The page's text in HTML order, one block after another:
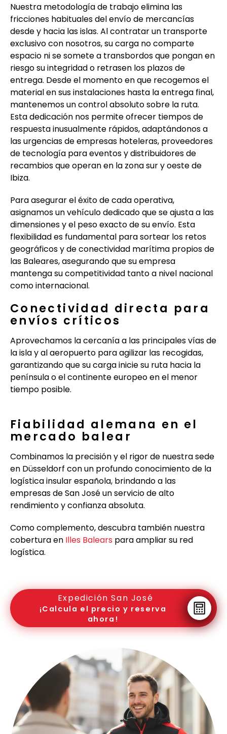
Nuestra metodología de trabajo elimina las
fricciones habituales del envío de mercancías
desde y hacia las islas. Al contratar un transporte
exclusivo con nosotros, su carga no comparte
espacio ni se somete a transbordos que pongan en
riesgo su integridad o retrasen los plazos de
entrega. Desde el momento en que recogemos el
material en sus instalaciones hasta la entrega final,
mantenemos un control absoluto sobre la ruta.
Esta dedicación nos permite ofrecer tiempos de
respuesta inusualmente rápidos, adaptándonos a
las urgencias de empresas hoteleras, proveedores
de tecnología para eventos y distribuidores de
recambios que operan en la zona sur y oeste de
Ibiza.
Para asegurar el éxito de cada operativa,
asignamos un vehículo dedicado que se ajusta a las
dimensiones y el peso exacto de su envío. Esta
flexibilidad es fundamental para sortear los retos
geográficos y de conectividad marítima propios de
las Baleares, asegurando que su empresa
mantenga su competitividad tanto a nivel nacional
como internacional.
Conectividad directa para
envíos críticos
Aprovechamos la cercanía a las principales vías de
la isla y al aeropuerto para agilizar las recogidas,
garantizando que su carga inicie su ruta hacia la
península o el continente europeo en el menor
tiempo posible.
Fiabilidad alemana en el
mercado balear
Combinamos la precisión y el rigor de nuestra sede
en Düsseldorf con un profundo conocimiento de la
logística insular española, brindando a las
empresas de San José un servicio de alto
rendimiento y confianza absoluta.
Como complemento, descubra también nuestra
cobertura en Illes Balears para ampliar su red
logística.
Expedición San José
¡Calcula el precio y reserva
ahora!